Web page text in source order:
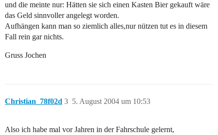
und die meinte nur: Hätten sie sich einen Kasten Bier gekauft wäre
das Geld sinnvoller angelegt worden.
Aufhängen kann man so ziemlich alles,nur nützen tut es in diesem
Fall rein gar nichts.
Gruss Jochen
Christian_78f02d 5. August 2004 um 10:53
3
Also ich habe mal vor Jahren in der Fahrschule gelernt,